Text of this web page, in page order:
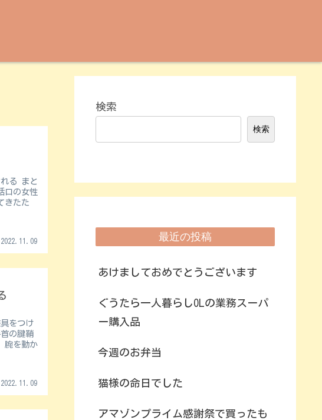
と
きたた
の腱鞘
腕を動か
検索
検索
最近の投稿
あけましておめでとうございます
ぐうたら一人暮らしOLの業務スーパ
ー購入品
今週のお弁当
猫様の命日でした
アマゾンプライム感謝祭で買ったも